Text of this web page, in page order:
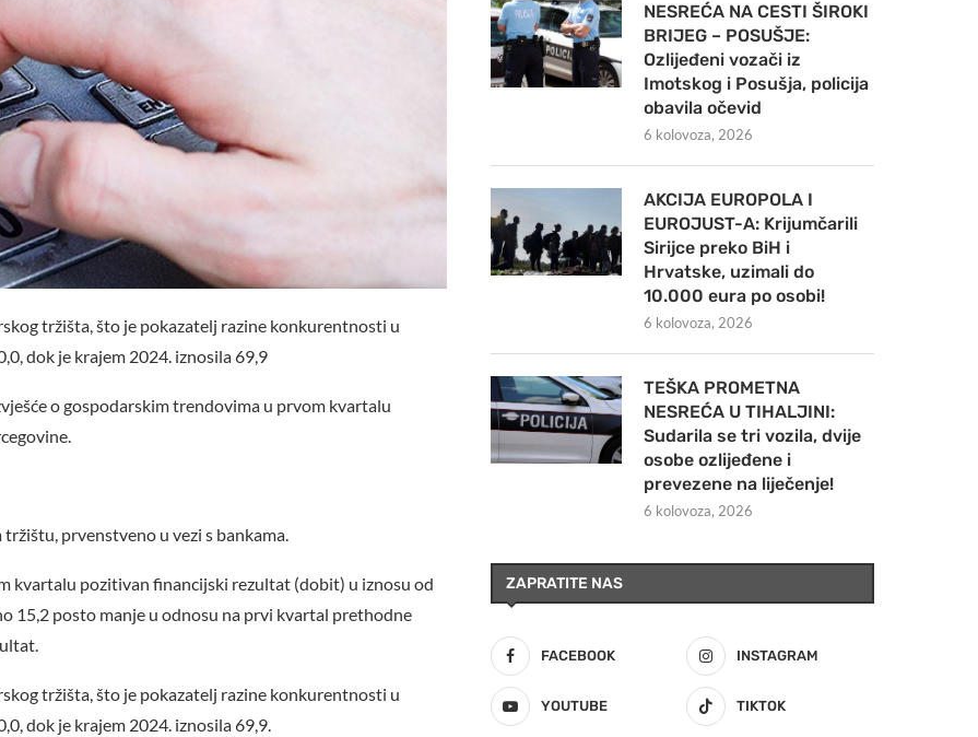
tržišta, što je pokazatelj razine konkurentnosti u
dok je krajem 2024. iznosila 69,9
o gospodarskim trendovima u prvom kvartalu
prvenstveno u vezi s bankama.
kvartalu pozitivan financijski rezultat (dobit) u iznosu od
15,2 posto manje u odnosu na prvi kvartal prethodne
tržišta, što je pokazatelj razine konkurentnosti u
dok je krajem 2024. iznosila 69,9.
NESREĆA NA CESTI ŠIROKI
BRIJEG – POSUŠJE:
Ozlijeđeni vozači iz
Imotskog i Posušja, policija
obavila očevid
6 kolovoza, 2026
AKCIJA EUROPOLA I
EUROJUST-A: Krijumčarili
Sirijce preko BiH i
Hrvatske, uzimali do
10.000 eura po osobi!
6 kolovoza, 2026
TEŠKA PROMETNA
NESREĆA U TIHALJINI:
Sudarila se tri vozila, dvije
osobe ozlijeđene i
prevezene na liječenje!
6 kolovoza, 2026
ZAPRATITE NAS
FACEBOOK INSTAGRAM
YOUTUBE TIKTOK